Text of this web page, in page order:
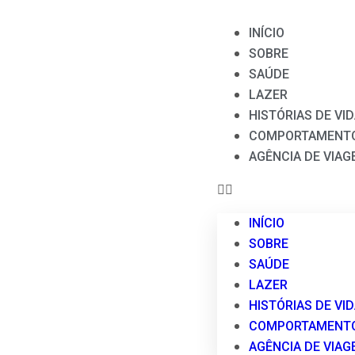
INÍCIO
SOBRE
SAÚDE
LAZER
HISTÓRIAS DE
AGÊNCIA DE
INÍCIO
SOBRE
SAÚDE
LAZER
HISTÓRIAS DE
AGÊNCIA DE